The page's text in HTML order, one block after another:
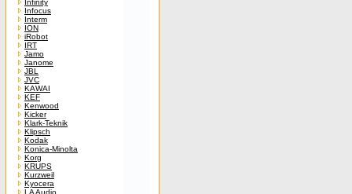
Infinity
Infocus
Interm
ION
iRobot
IRT
Jamo
Janome
JBL
JVC
KAWAI
KEF
Kenwood
Kicker
Klark-Teknik
Klipsch
Kodak
Konica-Minolta
Korg
KRUPS
Kurzweil
Kyocera
LA Audio